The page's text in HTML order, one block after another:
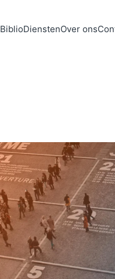
BiblioDienstenOver ons